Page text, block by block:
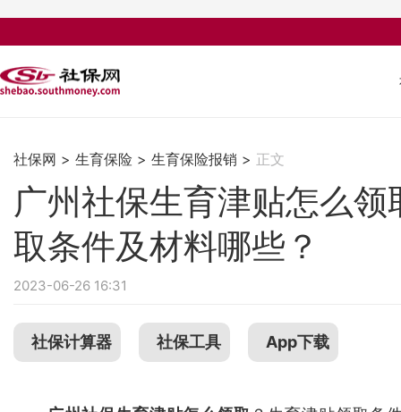
社保网 > 生育保险 > 生育保险报销 > 正文
广州社保生育津贴怎么
取条件及材料哪些？
2023-06-26 16:31
社保计算器 社保工具 App下载